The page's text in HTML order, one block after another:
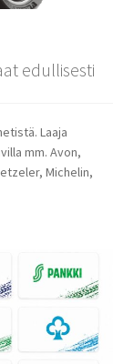
edullisesti
Laaja
mm. Avon,
Michelin,